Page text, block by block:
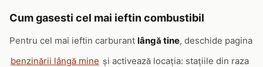
Cum gasesti cel mai ieftin combustibil
Pentru cel mai ieftin carburant lângă tine, deschide pagina
benzinării lângă mine și activează locația: stațiile din raza